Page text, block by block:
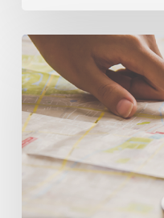
Gastar
de
manera
inteligente:
cuatro
formas
de